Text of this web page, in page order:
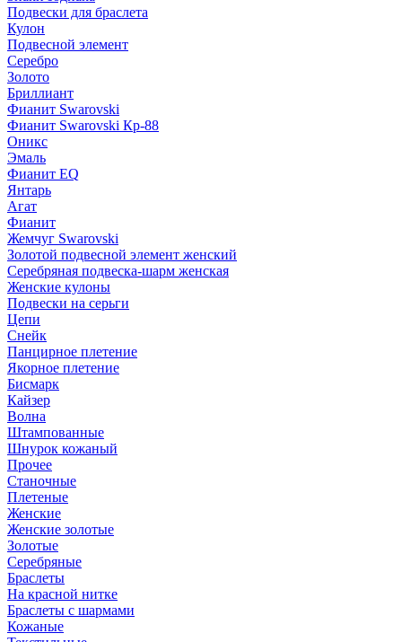
Подвески для браслета
Кулон
Подвесной элемент
Серебро
Золото
Бриллиант
Фианит Swarovski
Фианит Swarovski Кр-88
Оникс
Эмаль
Фианит EQ
Янтарь
Агат
Фианит
Жемчуг Swarovski
Золотой подвесной элемент женcкий
Серебряная подвеска-шарм женская
Женские кулоны
Подвески на серьги
Цепи
Снейк
Панцирное плетение
Якорное плетение
Бисмарк
Кайзер
Волна
Штампованные
Шнурок кожаный
Прочее
Станочные
Плетеные
Женские
Женские золотые
Золотые
Серебряные
Браслеты
На красной нитке
Браслеты с шармами
Кожаные